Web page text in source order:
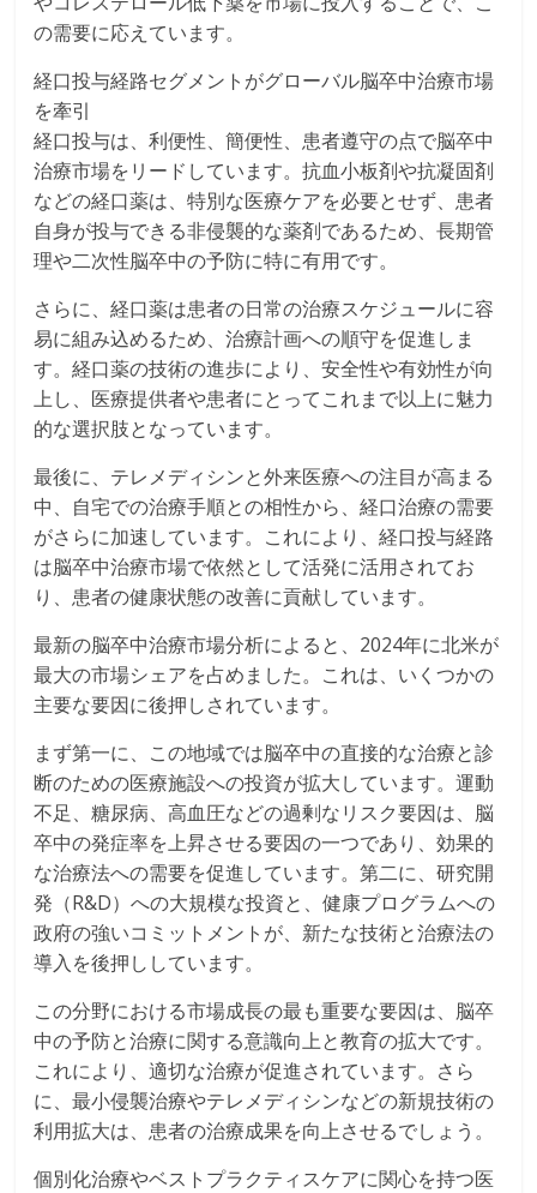
の需要に応えています。
経口投与経路セグメントがグローバル脳卒中治療市場
を牽引
経口投与は、利便性、簡便性、患者遵守の点で脳卒中
治療市場をリードしています。抗血小板剤や抗凝固剤
などの経口薬は、特別な医療ケアを必要とせず、患者
自身が投与できる非侵襲的な薬剤であるため、長期管
理や二次性脳卒中の予防に特に有用です。
さらに、経口薬は患者の日常の治療スケジュールに容
易に組み込めるため、治療計画への順守を促進しま
す。経口薬の技術の進歩により、安全性や有効性が向
上し、医療提供者や患者にとってこれまで以上に魅力
的な選択肢となっています。
最後に、テレメディシンと外来医療への注目が高まる
中、自宅での治療手順との相性から、経口治療の需要
がさらに加速しています。これにより、経口投与経路
は脳卒中治療市場で依然として活発に活用されてお
り、患者の健康状態の改善に貢献しています。
最新の脳卒中治療市場分析によると、2024年に北米が
最大の市場シェアを占めました。これは、いくつかの
主要な要因に後押しされています。
まず第一に、この地域では脳卒中の直接的な治療と診
断のための医療施設への投資が拡大しています。運動
不足、糖尿病、高血圧などの過剰なリスク要因は、脳
卒中の発症率を上昇させる要因の一つであり、効果的
な治療法への需要を促進しています。第二に、研究開
発（R&D）への大規模な投資と、健康プログラムへの
政府の強いコミットメントが、新たな技術と治療法の
導入を後押ししています。
この分野における市場成長の最も重要な要因は、脳卒
中の予防と治療に関する意識向上と教育の拡大です。
これにより、適切な治療が促進されています。さら
に、最小侵襲治療やテレメディシンなどの新規技術の
利用拡大は、患者の治療成果を向上させるでしょう。
個別化治療やベストプラクティスケアに関心を持つ医